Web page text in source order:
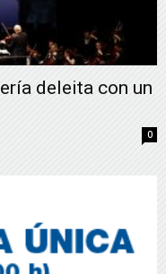
deleita con un
0